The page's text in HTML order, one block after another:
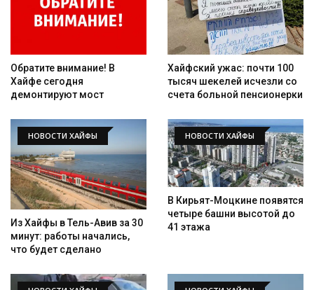
Обратите внимание! В
Хайфе сегодня
демонтируют мост
Хайфский ужас: почти 100
тысяч шекелей исчезли со
счета больной пенсионерки
НОВОСТИ ХАЙФЫ
Из Хайфы в Тель-Авив за 30
минут: работы начались,
что будет сделано
НОВОСТИ ХАЙФЫ
В Кирьят-Моцкине появятся
четыре башни высотой до
41 этажа